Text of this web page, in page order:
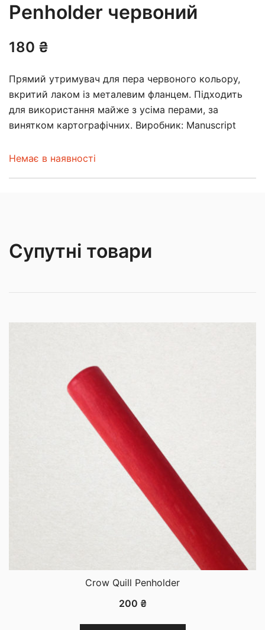
Penholder червоний
180 ₴
Прямий утримувач для пера червоного кольору,
вкритий лаком із металевим фланцем. Підходить
для використання майже з усіма перами, за
винятком картографічних. Виробник: Manuscript
Немає в наявності
Супутні товари
Crow Quill Penholder
200 ₴